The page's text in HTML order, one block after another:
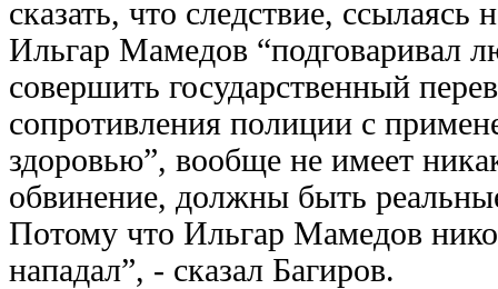
сказать, что следствие, ссылаясь
Ильгар Мамедов “подговаривал
совершить государственный
сопротивления полиции с
здоровью”, вообще не имеет
обвинение, должны быть
Потому что Ильгар Мамедов
нападал”, - сказал Багиров.